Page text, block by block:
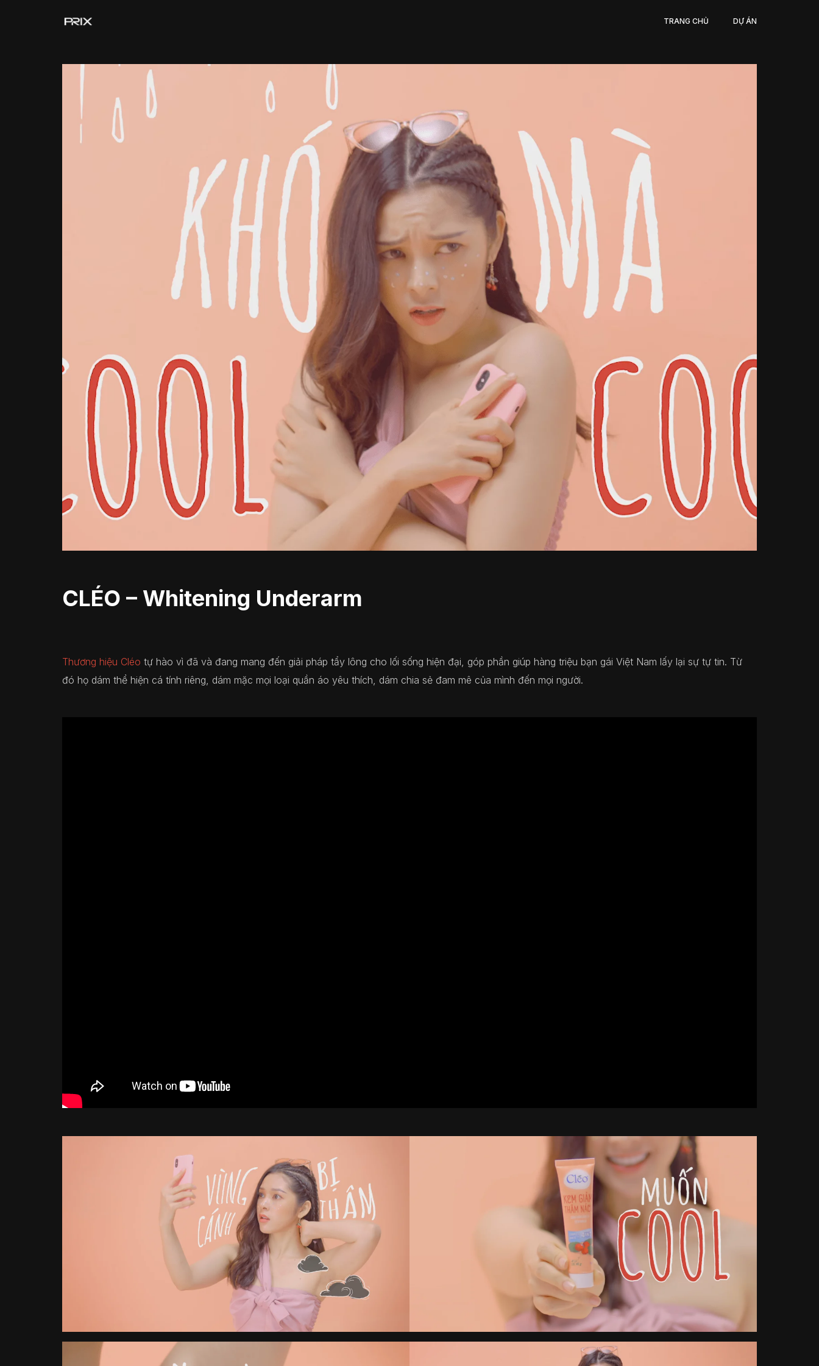
TRANG CHỦ DỰ ÁN
CLÉO – Whitening Underarm
Thương hiệu Cléo tự hào vì đã và đang mang đến giải pháp tẩy lông cho lối sống hiện đại, góp phần giúp hàng triệu bạn gái Việt Nam lấy lại sự tự tin. Từ
đó họ dám thể hiện cá tính riêng, dám mặc mọi loại quần áo yêu thích, dám chia sẻ đam mê của mình đến mọi người.